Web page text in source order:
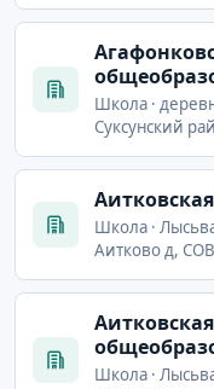
Школа ·
Суксунский
Школа ·
Аитково д,
Школа ·